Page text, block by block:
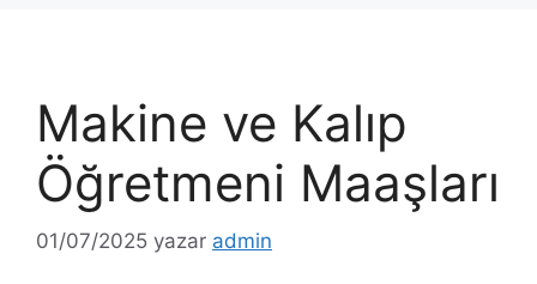
Makine ve Kalıp
Öğretmeni Maaşları
01/07/2025 yazar admin